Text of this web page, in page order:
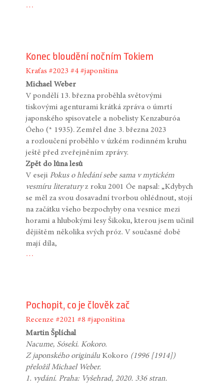
…
Konec bloudění nočním Tokiem
Kraťas #2023 #4 #japonština
Michael Weber
V pondělí 13. března proběhla světovými
tiskovými agenturami krátká zpráva o úmrtí
japonského spisovatele a nobelisty Kenzaburóa
Óeho (* 1935). Zemřel dne 3. března 2023
a rozloučení proběhlo v úzkém rodinném kruhu
ještě před zveřejněním zprávy.
Zpět do lůna lesů
V eseji Pokus o hledání sebe sama v mytickém
vesmíru literaturyz roku 2001 Óe napsal: „Kdybych
se měl za svou dosavadní tvorbou ohlédnout, stojí
na začátku všeho bezpochyby ona vesnice mezi
horami a hlubokými lesy Šikoku, kterou jsem učinil
dějištěm několika svých próz. V současné době
mají díla,
…
Pochopit, co je člověk zač
Recenze #2021 #8 #japonština
Martin Šplíchal
Nacume, Sóseki. Kokoro.
Z japonského origináluKokoro (1996 [1914])
přeložil Michael Weber.
1. vydání. Praha: Vyšehrad, 2020. 336 stran.